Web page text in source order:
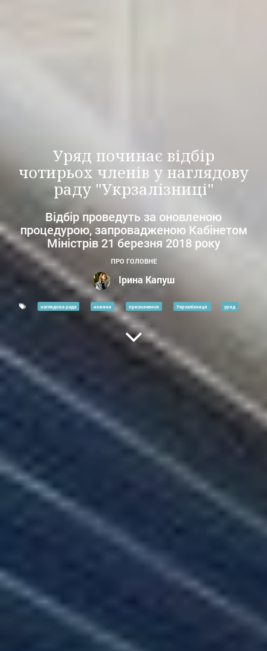
Уряд починає відбір
чотирьох членів у наглядову
раду "Укрзалізниці"
Відбір проведуть за оновленою
процедурою, запровадженою Кабінетом
Міністрів 21 березня 2018 року
ПРО ГОЛОВНЕ
Ірина Капуш
наглядова рада новини призначення Укрзалізниця уряд